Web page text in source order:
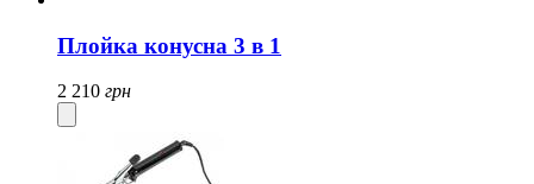
Плойка конусна 3 в 1
2 210 грн